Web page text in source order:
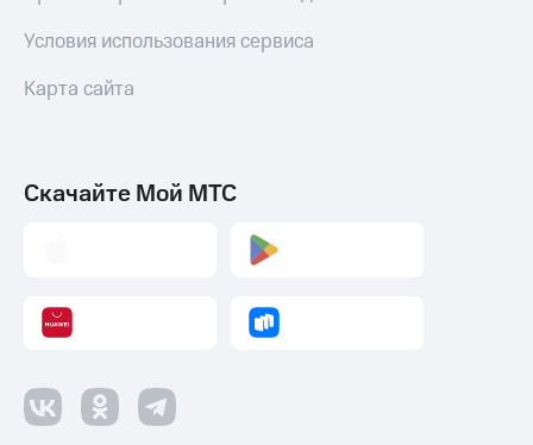
Условия использования сервиса
Карта сайта
Скачайте Мой МТС